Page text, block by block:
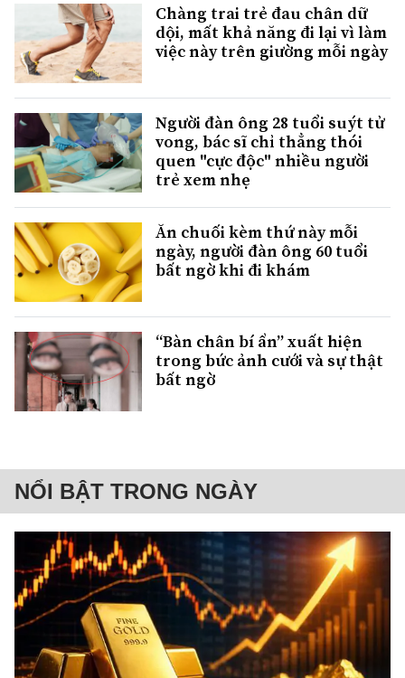
Chàng trai trẻ đau chân dữ
dội, mất khả năng đi lại vì làm
việc này trên giường mỗi ngày
Người đàn ông 28 tuổi suýt tử
vong, bác sĩ chỉ thẳng thói
quen "cực độc" nhiều người
trẻ xem nhẹ
Ăn chuối kèm thứ này mỗi
ngày, người đàn ông 60 tuổi
bất ngờ khi đi khám
“Bàn chân bí ẩn” xuất hiện
trong bức ảnh cưới và sự thật
bất ngờ
NỔI BẬT TRONG NGÀY